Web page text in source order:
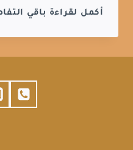
أكمل لقراءة باقي